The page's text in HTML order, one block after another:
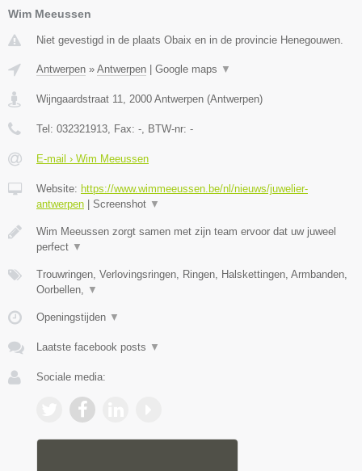
Wim Meeussen
Niet gevestigd in de plaats Obaix en in de provincie Henegouwen.
Antwerpen » Antwerpen Google maps ▼
Wijngaardstraat 11 2000 Antwerpen (Antwerpen)
Tel: 032321913 , Fax: - , BTW-nr: -
E-mail › Wim Meeussen
Website: https://www.wimmeeussen.be/nl/nieuws/juwelier-
antwerpen
Screenshot ▼
Wim Meeussen zorgt samen met zijn team ervoor dat uw juweel
perfect ▼
Trouwringen, Verlovingsringen, Ringen, Halskettingen, Armbanden,
Oorbellen,
▼
Openingstijden ▼
Laatste facebook posts ▼
Sociale media: